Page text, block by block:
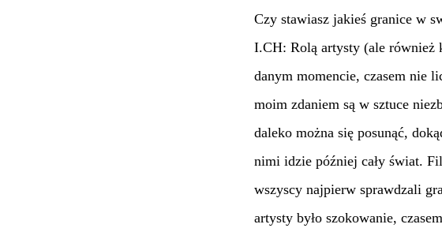
Czy stawiasz jakieś granice w
I.CH: Rolą artysty (ale również
danym momencie, czasem nie
moim zdaniem są w sztuce
daleko można się posunąć,
nimi idzie później cały świat.
wszyscy najpierw sprawdzali
artysty było szokowanie,